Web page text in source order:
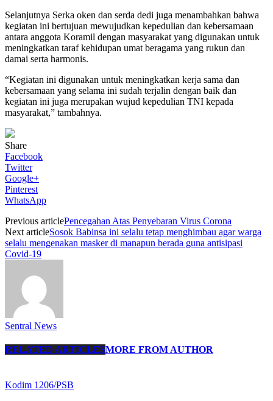
Selanjutnya Serka oken dan serda dedi juga menambahkan bahwa
kegiatan ini bertujuan mewujudkan kepedulian dan kebersamaan
antara anggota Koramil dengan masyarakat yang digunakan untuk
meningkatkan taraf kehidupan umat beragama yang rukun dan
damai serta harmonis.
“Kegiatan ini digunakan untuk meningkatkan kerja sama dan
kebersamaan yang selama ini sudah terjalin dengan baik dan
kegiatan ini juga merupakan wujud kepedulian TNI kepada
masyarakat,” tambahnya.
Share
Facebook
Twitter
Google+
Pinterest
WhatsApp
Previous articlePencegahan Atas Penyebaran Virus Corona
Next articleSosok Babinsa ini selalu tetap menghimbau agar warga
selalu mengenakan masker di manapun berada guna antisipasi
Covid-19
Sentral News
RELATED ARTICLESMORE FROM AUTHOR
Kodim 1206/PSB